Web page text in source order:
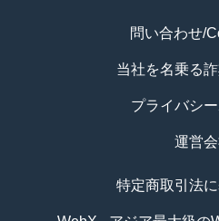
問い合わせ/
当社を名乗る
プライバシ
運営
特定商取引法